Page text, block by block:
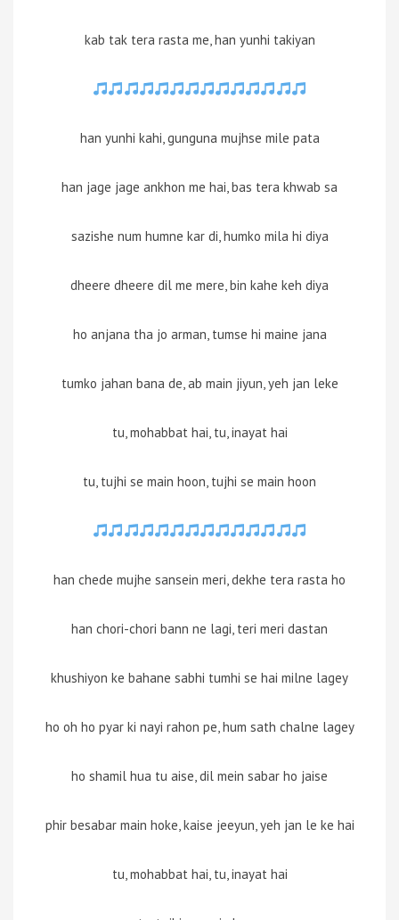
kab tak tera rasta me, han yunhi takiyan
han yunhi kahi, gunguna mujhse mile pata
han jage jage ankhon me hai, bas tera khwab sa
sazishe num humne kar di, humko mila hi diya
dheere dheere dil me mere, bin kahe keh diya
ho anjana tha jo arman, tumse hi maine jana
tumko jahan bana de, ab main jiyun, yeh jan leke
tu, mohabbat hai, tu, inayat hai
tu, tujhi se main hoon, tujhi se main hoon
han chede mujhe sansein meri, dekhe tera rasta ho
han chori-chori bann ne lagi, teri meri dastan
khushiyon ke bahane sabhi tumhi se hai milne lagey
ho oh ho pyar ki nayi rahon pe, hum sath chalne lagey
ho shamil hua tu aise, dil mein sabar ho jaise
phir besabar main hoke, kaise jeeyun, yeh jan le ke hai
tu, mohabbat hai, tu, inayat hai